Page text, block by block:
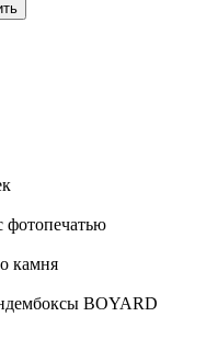
камня
BOYARD